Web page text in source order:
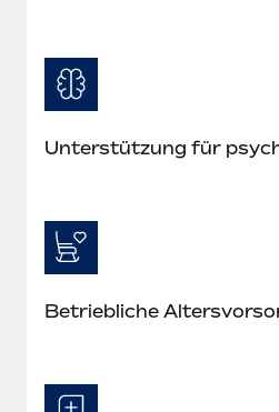
Unterstützung für
Betriebliche